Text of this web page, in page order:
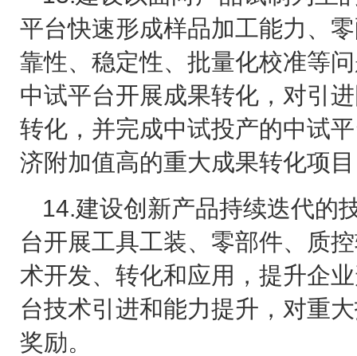
平台快速形成样品加工能力、
靠性、稳定性、批量化校准等
中试平台开展成果转化，对引
转化，并完成中试投产的中试
济附加值高的重大成果转化项
14.建设创新产品持续迭代的
台开展工具工装、零部件、质
术开发、转化和应用，提升企
台技术引进和能力提升，对重
奖励。